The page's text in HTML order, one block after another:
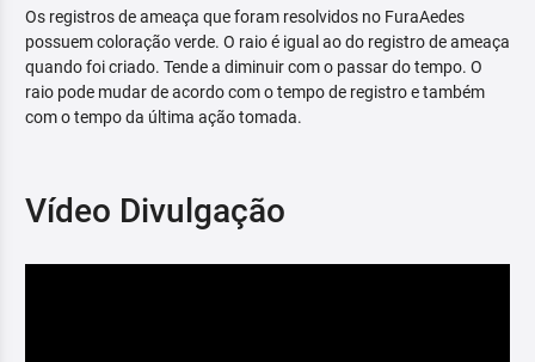
Os registros de ameaça que foram resolvidos no FuraAedes
possuem coloração verde. O raio é igual ao do registro de ameaça
quando foi criado. Tende a diminuir com o passar do tempo. O
raio pode mudar de acordo com o tempo de registro e também
com o tempo da última ação tomada.
Vídeo Divulgação